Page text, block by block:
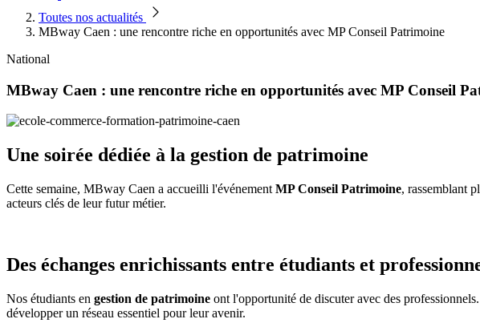
Toutes nos actualités
MBway Caen : une rencontre riche en opportunités avec MP Conseil Patrimoine
National
MBway Caen : une rencontre riche en opportunités avec MP Conseil
Une soirée dédiée à la gestion de patrimoine
Cette semaine, MBway Caen a accueilli l'événement MP Conseil Patrimoine, rassemblant
acteurs clés de leur futur métier.
Des échanges enrichissants entre étudiants et
Nos étudiants en gestion de patrimoine ont l'opportunité de discuter avec des
développer un réseau essentiel pour leur avenir.